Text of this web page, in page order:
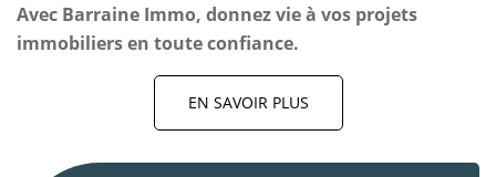
Avec Barraine Immo, donnez vie à vos projets
immobiliers en toute confiance.
EN SAVOIR PLUS